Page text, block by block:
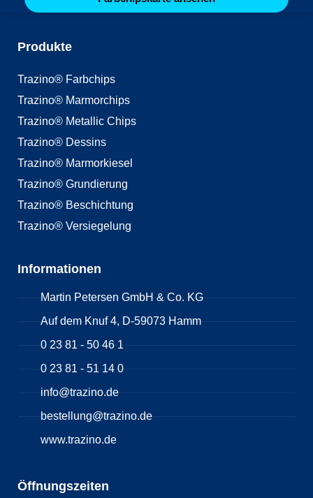
Produkte
Trazino® Farbchips
Trazino® Marmorchips
Trazino® Metallic Chips
Trazino® Dessins
Trazino® Marmorkiesel
Trazino® Grundierung
Trazino® Beschichtung
Trazino® Versiegelung
Informationen
Martin Petersen GmbH & Co. KG
Auf dem Knuf 4, D-59073 Hamm
0 23 81 - 50 46 1
0 23 81 - 51 14 0
info@trazino.de
bestellung@trazino.de
www.trazino.de
Öffnungszeiten